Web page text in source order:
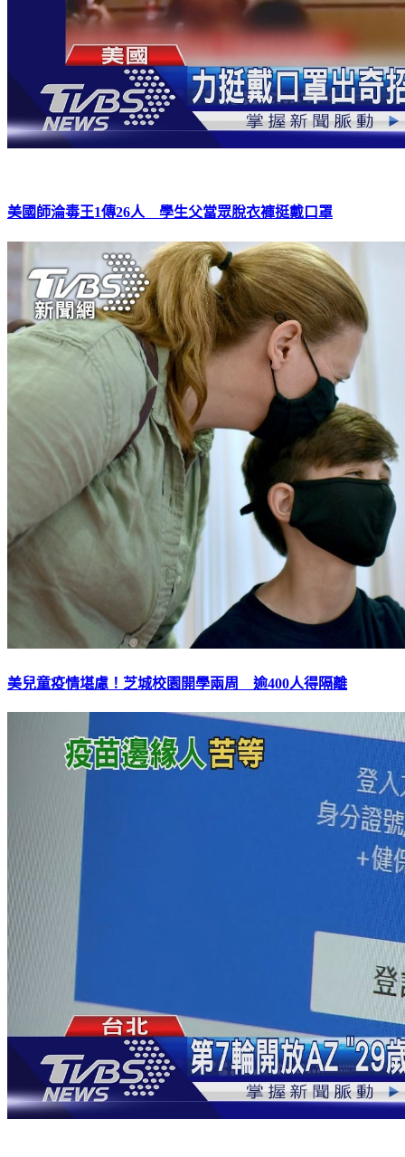
美國師淪毒王1傳26人 學生父當眾脫衣褲挺戴口罩
美兒童疫情堪慮！芝城校園開學兩周 逾400人得隔離